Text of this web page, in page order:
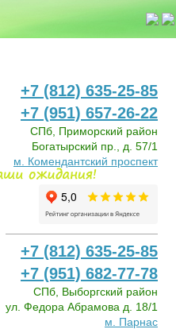
+7 (812) 635-25-85
+7 (951) 657-26-22
СПб, Приморский район
Богатырский пр., д. 57/1
м. Комендантский проспект
+7 (812) 635-25-85
+7 (951) 682-77-78
СПб, Выборгский район
ул. Федора Абрамова д. 18/1
м. Парнас